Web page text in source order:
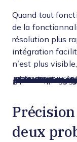
Quand tout
de la
résolution plus
intégration
n’est plus
📌
Chez ITS Logistics, les équipes géraient les conversations clients sur des boîtes mail éparpillées, orientaient les demandes manuellement, et se gênaient souvent avec
Après le passage à Hiver, cela a changé rapidement. En seulement trois semaines, le délai de réponse pour les devis a chuté de 61%, et la plupart des demandes entrantes étaient automatiquement acheminées vers la bonne personne.
Le résultat : un système capable de gérer une demande croissante sans ajouter de complexité ou d’effectifs, car le travail est devenu plus structuré et prévisible.
« Hiver a transformé des questions dispersées en un service
— Alejandro
deux